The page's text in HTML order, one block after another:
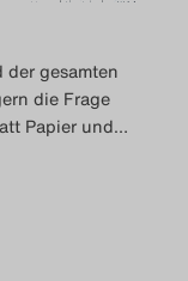
gesamten
die Frage
Papier und…